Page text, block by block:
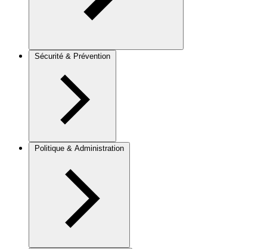
Sécurité & Prévention
Politique & Administration